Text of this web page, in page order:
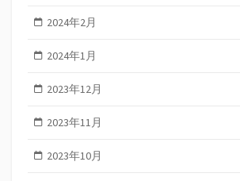
2024年2月
2024年1月
2023年12月
2023年11月
2023年10月